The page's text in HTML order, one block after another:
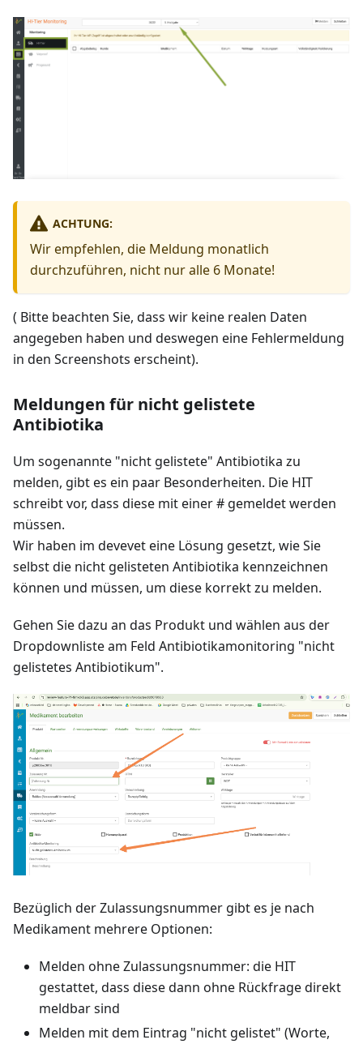
ACHTUNG:
Wir empfehlen, die Meldung monatlich
durchzuführen, nicht nur alle 6 Monate!
( Bitte beachten Sie, dass wir keine realen Daten
angegeben haben und deswegen eine Fehlermeldung
in den Screenshots erscheint).
Meldungen für nicht gelistete
Antibiotika
Um sogenannte "nicht gelistete" Antibiotika zu
melden, gibt es ein paar Besonderheiten. Die HIT
schreibt vor, dass diese mit einer # gemeldet werden
müssen.
Wir haben im devevet eine Lösung gesetzt, wie Sie
selbst die nicht gelisteten Antibiotika kennzeichnen
können und müssen, um diese korrekt zu melden.
Gehen Sie dazu an das Produkt und wählen aus der
Dropdownliste am Feld Antibiotikamonitoring "nicht
gelistetes Antibiotikum".
Bezüglich der Zulassungsnummer gibt es je nach
Medikament mehrere Optionen:
Melden ohne Zulassungsnummer: die HIT
gestattet, dass diese dann ohne Rückfrage direkt
meldbar sind
Melden mit dem Eintrag "nicht gelistet" (Worte,